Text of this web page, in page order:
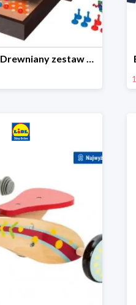
PLAYTIVE® Drewniany zestaw gier 10 w 1